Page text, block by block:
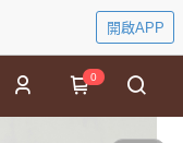
開啟APP
0